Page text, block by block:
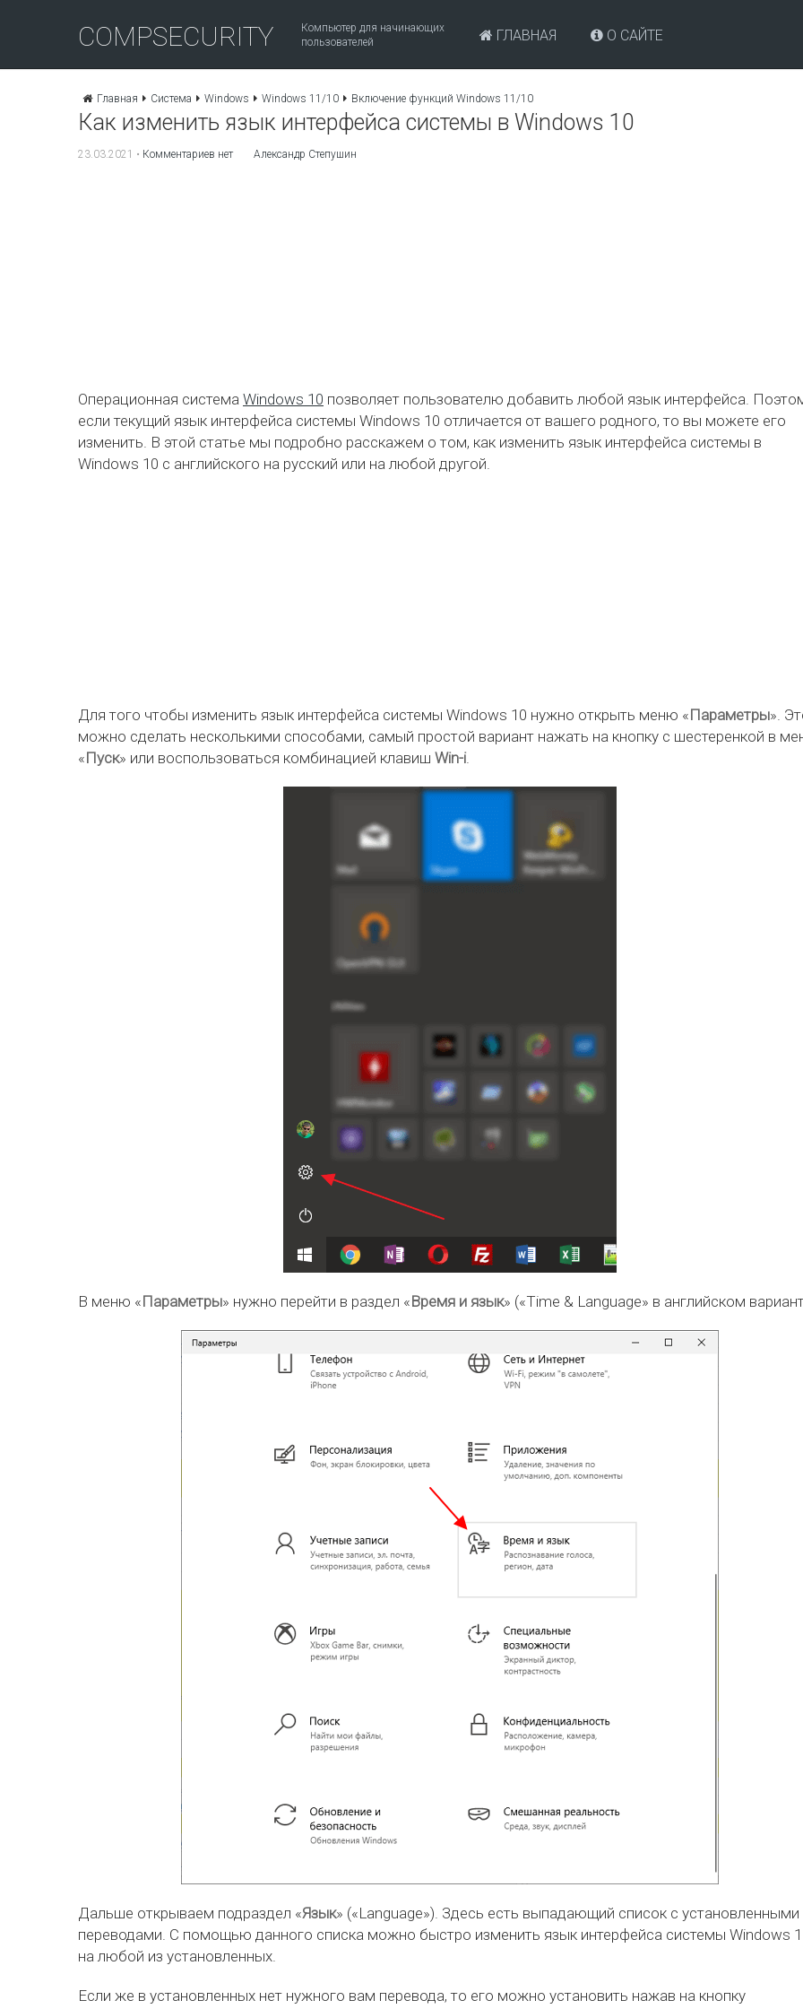
COMPSECURITY
Компьютер для начинающих
пользователей
ГЛАВНАЯ О САЙТЕ
Главная Система Windows Windows 11/10 Включение функций Windows 11/10
Как изменить язык интерфейса системы в Windows 10
23.03.2021 • Комментариев нет Александр Степушин
Операционная система Windows 10 позволяет пользователю добавить любой язык интерфейса.
если текущий язык интерфейса системы Windows 10 отличается от вашего родного, то вы можете его
изменить. В этой статье мы подробно расскажем о том, как изменить язык интерфейса системы в
Windows 10 с английского на русский или на любой другой.
Для того чтобы изменить язык интерфейса системы Windows 10 нужно открыть меню «Параметры».
можно сделать несколькими способами, самый простой вариант нажать на кнопку с шестеренкой в
«Пуск» или воспользоваться комбинацией клавиш Win-i.
В меню «Параметры» нужно перейти в раздел «Время и язык» («Time & Language» в английском
Дальше открываем подраздел «Язык» («Language»). Здесь есть выпадающий список с установленными
переводами. С помощью данного списка можно быстро изменить язык интерфейса системы Windows
на любой из установленных.
Если же в установленных нет нужного вам перевода, то его можно установить нажав на кнопку